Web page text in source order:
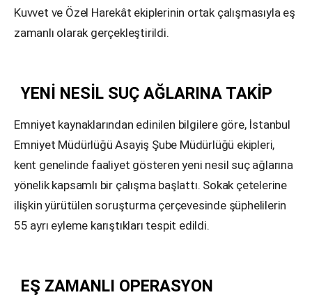
Kuvvet ve Özel Harekât ekiplerinin ortak çalışmasıyla eş
zamanlı olarak gerçekleştirildi.
YENİ NESİL SUÇ AĞLARINA TAKİP
Emniyet kaynaklarından edinilen bilgilere göre, İstanbul
Emniyet Müdürlüğü Asayiş Şube Müdürlüğü ekipleri,
kent genelinde faaliyet gösteren yeni nesil suç ağlarına
yönelik kapsamlı bir çalışma başlattı. Sokak çetelerine
ilişkin yürütülen soruşturma çerçevesinde şüphelilerin
55 ayrı eyleme karıştıkları tespit edildi.
EŞ ZAMANLI OPERASYON